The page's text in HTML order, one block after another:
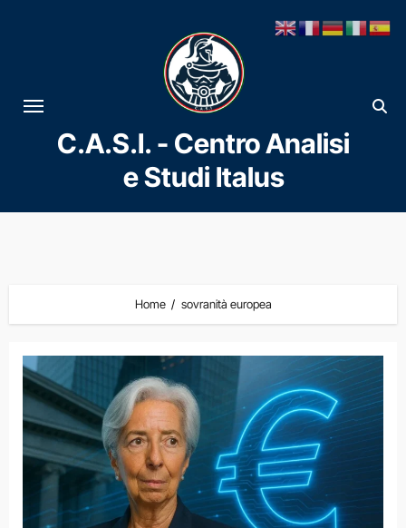
al
contenuto
C.A.S.I. - Centro Analisi
e Studi Italus
Home sovranità europea